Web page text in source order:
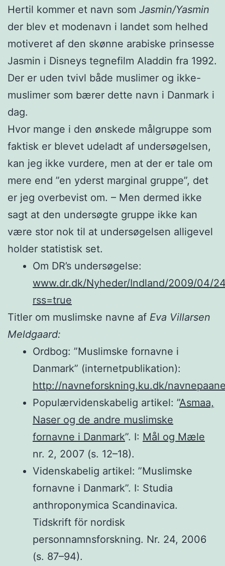
Hertil kommer et navn som Jasmin/Yasmin
der blev et modenavn i landet som helhed
motiveret af den skønne arabiske prinsesse
Jasmin i Disneys tegnefilm Aladdin fra 1992.
Der er uden tvivl både muslimer og ikke-
muslimer som bærer dette navn i Danmark i
dag.
Hvor mange i den ønskede målgruppe som
faktisk er blevet udeladt af undersøgelsen,
kan jeg ikke vurdere, men at der er tale om
mere end ”en yderst marginal gruppe”, det
er jeg overbevist om. – Men dermed ikke
sagt at den undersøgte gruppe ikke kan
være stor nok til at undersøgelsen alligevel
holder statistisk set.
Om DR’s undersøgelse:
www.dr.dk/Nyheder/Indland/2009/04/
rss=true
Titler om muslimske navne af Eva Villarsen
Meldgaard:
Ordbog: ”Muslimske fornavne i
Danmark” (internetpublikation):
http://navneforskning.ku.dk/
Populærvidenskabelig artikel: ”Asmaa,
Naser og de andre muslimske
fornavne i Danmark”. I: Mål og Mæle
nr. 2, 2007 (s. 12–18).
Videnskabelig artikel: ”Muslimske
fornavne i Danmark”. I: Studia
anthroponymica Scandinavica.
Tidskrift för nordisk
personnamnsforskning. Nr. 24, 2006
(s. 87–94).